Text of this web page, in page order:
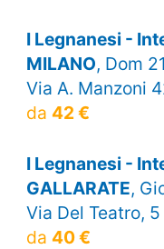
I Legnanesi -
MILANO, Dom
Via A. Manzoni
da 42 €
I Legnanesi -
GALLARATE,
Via Del Teatro, 5
da 40 €